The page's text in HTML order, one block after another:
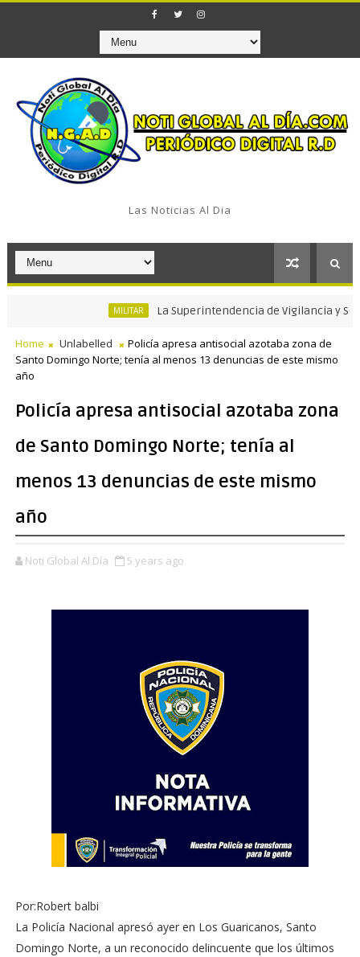
Las Noticias Al Dia
La Superintendencia de Vigilancia y
Home Unlabelled
Policía apresa antisocial azotaba zona de
Santo Domingo Norte; tenía al menos 13 denuncias de este mismo
año
Policía apresa antisocial azotaba zona
de Santo Domingo Norte; tenía al
menos 13 denuncias de este mismo
año
Noti Global Al Día 5 years ago
Por:Robert balbi
La Policía Nacional apresó ayer en Los Guaricanos, Santo
Domingo Norte, a un reconocido delincuente que los últimos